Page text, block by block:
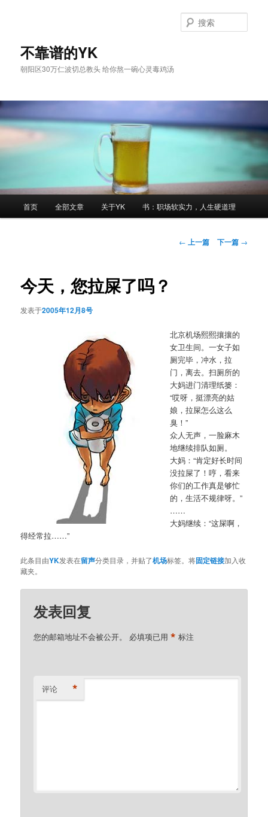
不靠谱的YK
朝阳区30万仁波切总教头 给你熬一碗心灵毒鸡汤
索
首页 全部文章 关于YK 书：职场软实力，人生硬道理
文← 上一篇 下一篇 →
今天，您拉屎了吗？
发表于2005年12月8号
北京机场熙熙攘攘的
女卫生间。一女子如
厕完毕，冲水，拉
门，离去。扫厕所的
大妈进门清理纸篓：
“哎呀，挺漂亮的姑
娘，拉屎怎么这么
臭！”
众人无声，一脸麻木
地继续排队如厕。
大妈：“肯定好长时间
没拉屎了！哼，看来
你们的工作真是够忙
的，生活不规律呀。”
……
大妈继续：“这屎啊，
得经常拉……”
此条目由YK发表在留声分类目录，并贴了机场标签。将固定链接加入收
藏夹。
发表回复
您的邮箱地址不会被公开。 必填项已用* 标注
评论 *